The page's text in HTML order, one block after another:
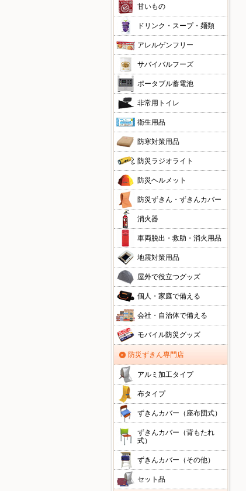
甘いもの
ドリンク・スープ・麺類
アレルゲンフリー
サバイバルフーズ
ポータブル蓄電池
非常用トイレ
衛生用品
防寒対策用品
防災ラジオライト
防災ヘルメット
防災ずきん・ずきんカバー
消火器
車両脱出・救助・消火用品
地震対策用品
屋外で役立つグッズ
個人・家庭で備える
会社・自治体で備える
モバイル防災グッズ
防災ずきん専門店
アルミ加工タイプ
布タイプ
ずきんカバー（座布団式）
ずきんカバー（背もたれ
式）
ずきんカバー（その他）
セット品